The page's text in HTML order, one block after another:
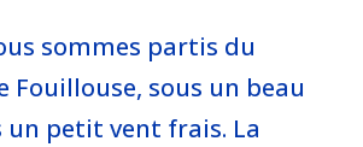
sommes partis du
Fouillouse, sous un beau
un petit vent frais. La